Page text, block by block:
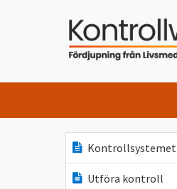
Kontrollsystemet
Utföra kontroll